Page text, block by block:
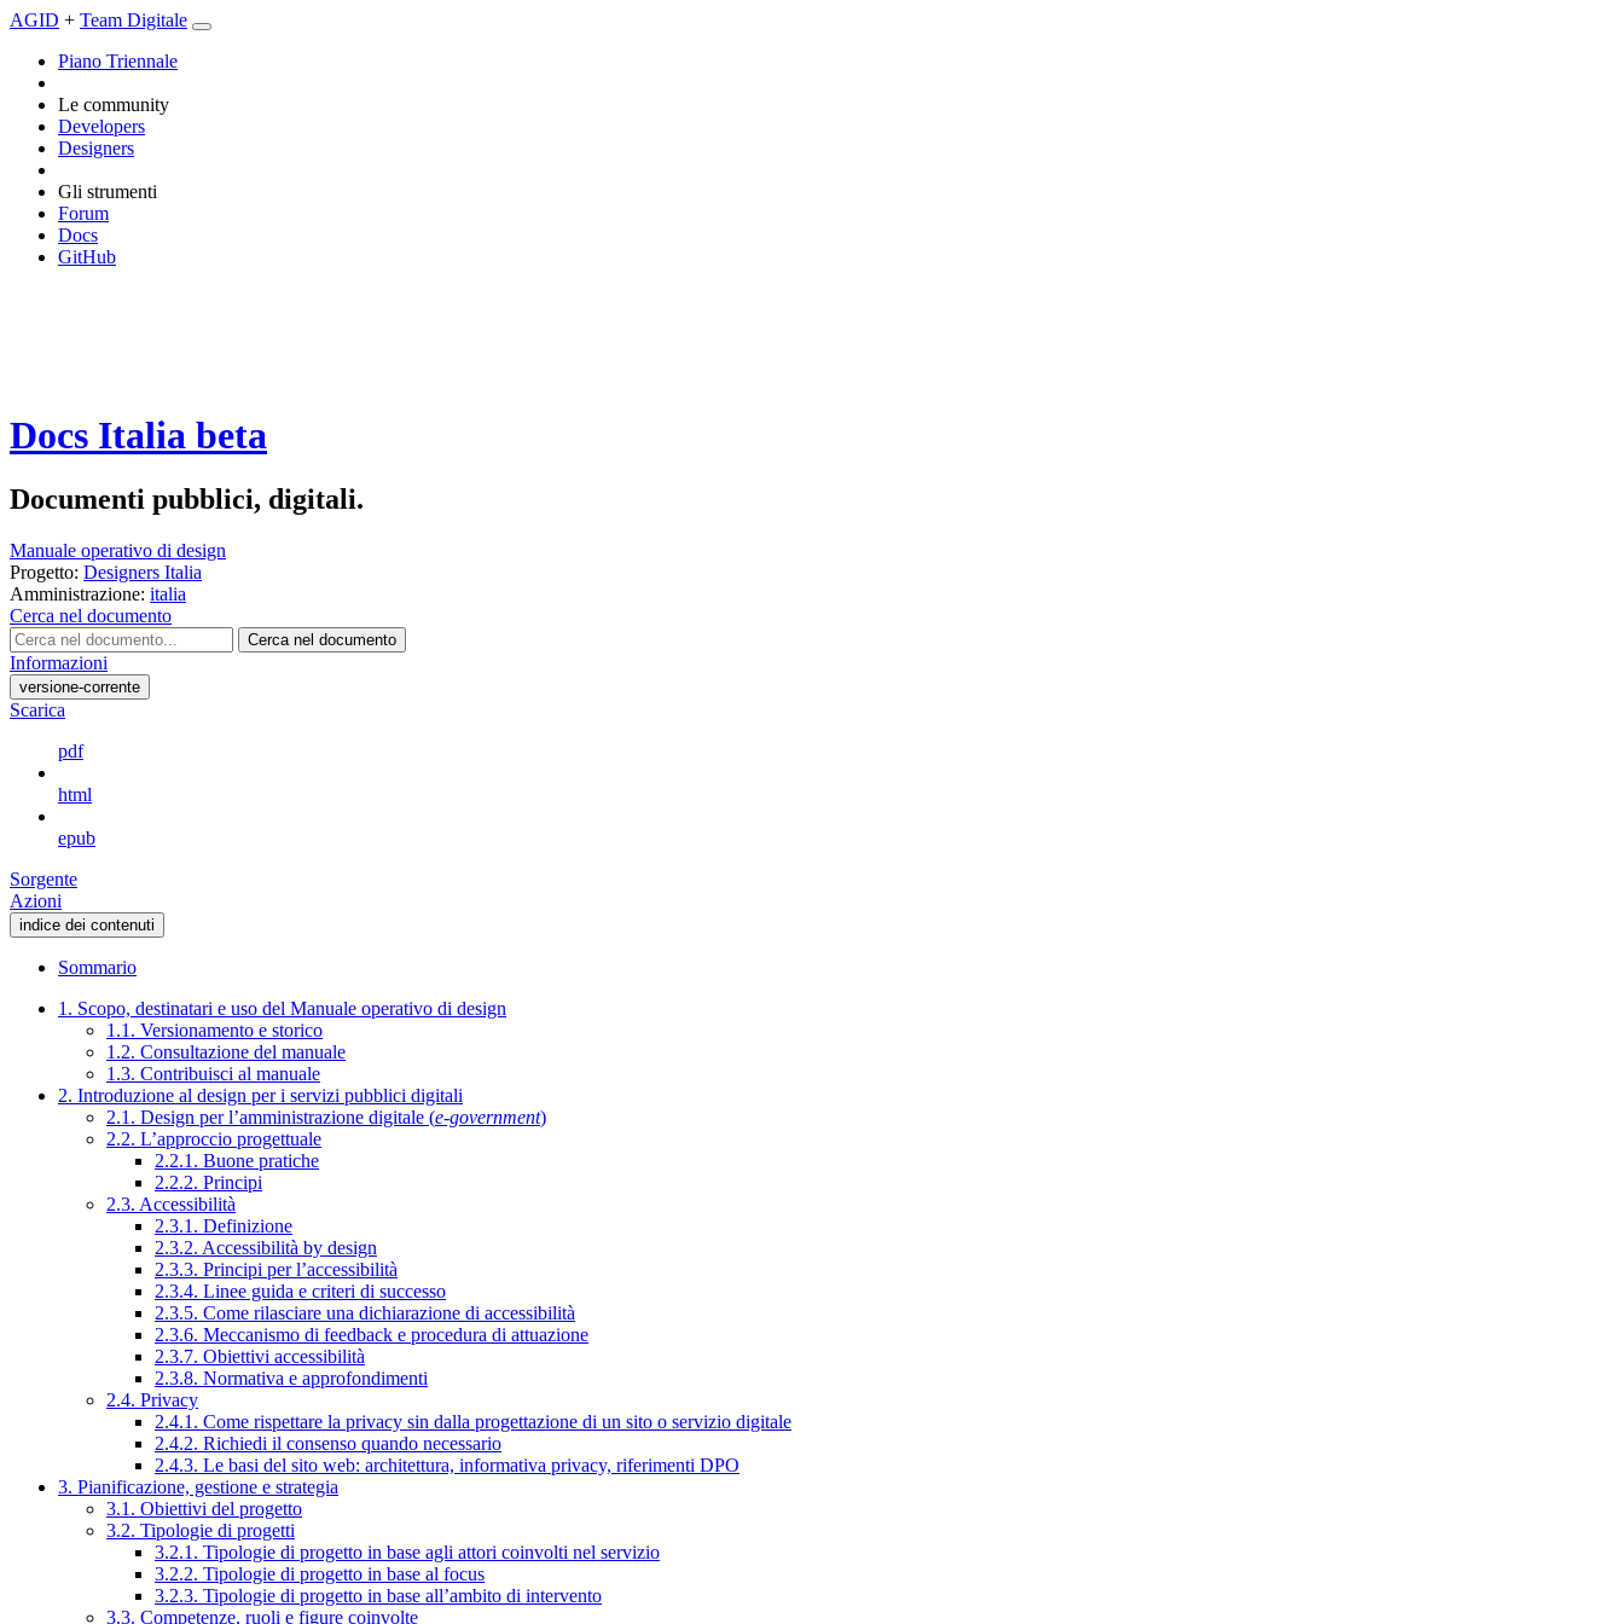
AGID + Team Digitale
Piano Triennale
Le community
Developers
Designers
Gli strumenti
Forum
Docs
GitHub
Docs Italia beta
Documenti pubblici, digitali.
Manuale operativo di design
Progetto: Designers Italia
Amministrazione: italia
Cerca nel documento
Cerca nel documento
Informazioni
versione-corrente
Scarica
pdf
html
epub
Sorgente
Azioni
indice dei contenuti
Sommario
1. Scopo, destinatari e uso del Manuale operativo di design
1.1. Versionamento e storico
1.2. Consultazione del manuale
1.3. Contribuisci al manuale
2. Introduzione al design per i servizi pubblici digitali
2.1. Design per l’amministrazione digitale (e-government)
2.2. L’approccio progettuale
2.2.1. Buone pratiche
2.2.2. Principi
2.3. Accessibilità
2.3.1. Definizione
2.3.2. Accessibilità by design
2.3.3. Principi per l’accessibilità
2.3.4. Linee guida e criteri di successo
2.3.5. Come rilasciare una dichiarazione di accessibilità
2.3.6. Meccanismo di feedback e procedura di attuazione
2.3.7. Obiettivi accessibilità
2.3.8. Normativa e approfondimenti
2.4. Privacy
2.4.1. Come rispettare la privacy sin dalla progettazione di un sito o servizio digitale
2.4.2. Richiedi il consenso quando necessario
2.4.3. Le basi del sito web: architettura, informativa privacy, riferimenti DPO
3. Pianificazione, gestione e strategia
3.1. Obiettivi del progetto
3.2. Tipologie di progetti
3.2.1. Tipologie di progetto in base agli attori coinvolti nel servizio
3.2.2. Tipologie di progetto in base al focus
3.2.3. Tipologie di progetto in base all’ambito di intervento
3.3. Competenze, ruoli e figure coinvolte